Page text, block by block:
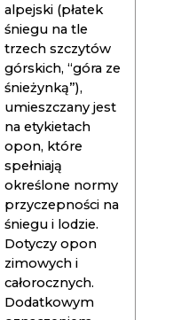
alpejski (płatek
śniegu na tle
trzech szczytów
górskich, “góra ze
śnieżynką”),
umieszczany jest
na etykietach
opon, które
spełniają
określone normy
przyczepności na
śniegu i lodzie.
Dotyczy opon
zimowych i
całorocznych.
Dodatkowym